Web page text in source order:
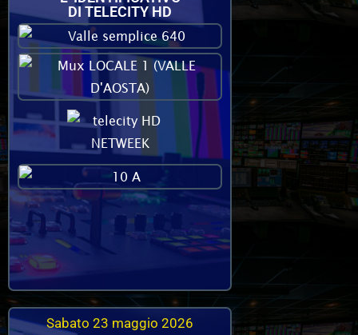
DI TELECITY HD
Sabato 23 maggio 2026